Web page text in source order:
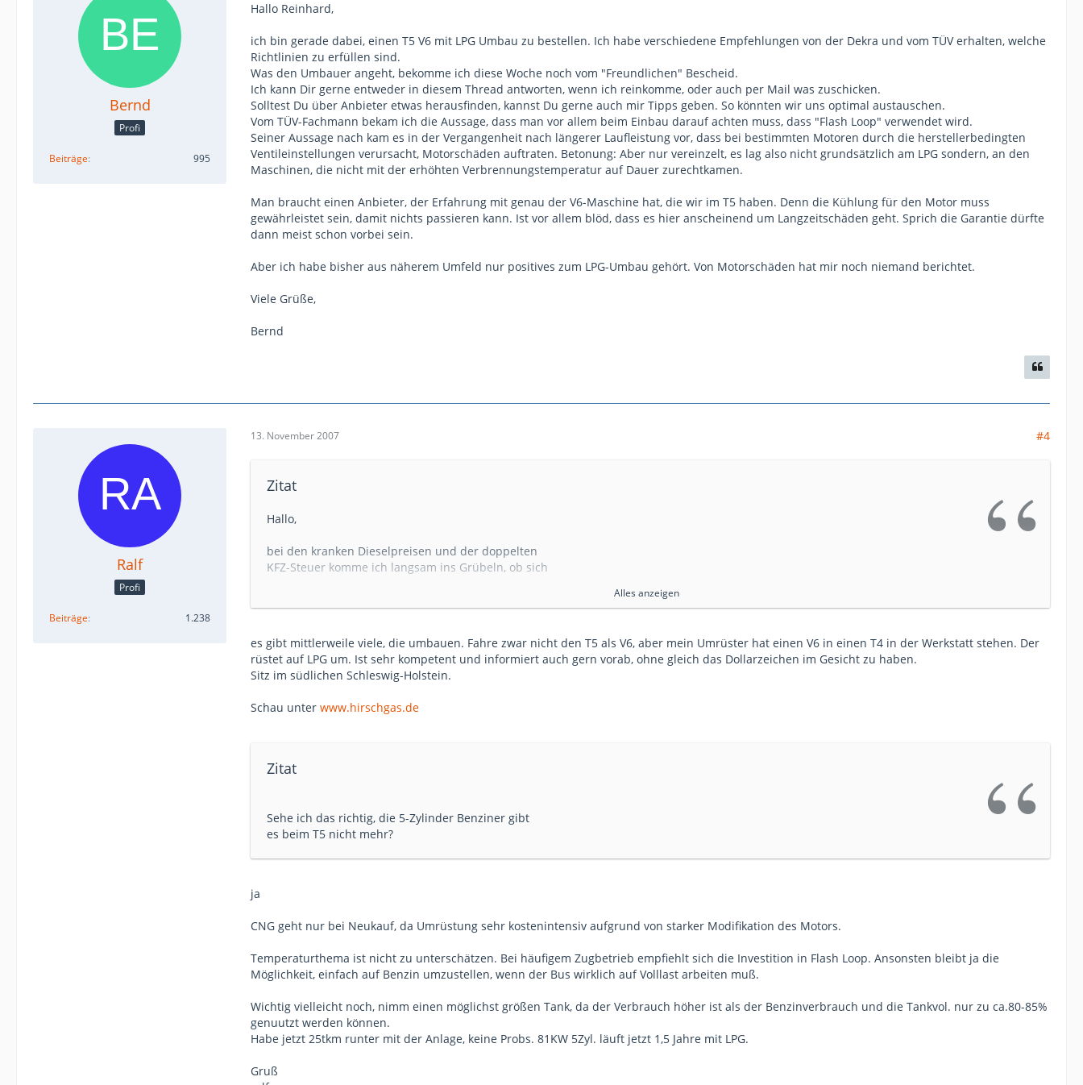
Bernd
Profi
Beiträge 995
Hallo Reinhard,
ich bin gerade dabei, einen T5 V6 mit LPG Umbau zu bestellen. Ich habe verschiedene Empfehlungen von der Dekra und vom TÜV erhalten, welche
Richtlinien zu erfüllen sind.
Was den Umbauer angeht, bekomme ich diese Woche noch vom "Freundlichen" Bescheid.
Ich kann Dir gerne entweder in diesem Thread antworten, wenn ich reinkomme, oder auch per Mail was zuschicken.
Solltest Du über Anbieter etwas herausfinden, kannst Du gerne auch mir Tipps geben. So könnten wir uns optimal austauschen.
Vom TÜV-Fachmann bekam ich die Aussage, dass man vor allem beim Einbau darauf achten muss, dass "Flash Loop" verwendet wird.
Seiner Aussage nach kam es in der Vergangenheit nach längerer Laufleistung vor, dass bei bestimmten Motoren durch die herstellerbedingten
Ventileinstellungen verursacht, Motorschäden auftraten. Betonung: Aber nur vereinzelt, es lag also nicht grundsätzlich am LPG sondern, an den
Maschinen, die nicht mit der erhöhten Verbrennungstemperatur auf Dauer zurechtkamen.
Man braucht einen Anbieter, der Erfahrung mit genau der V6-Maschine hat, die wir im T5 haben. Denn die Kühlung für den Motor muss
gewährleistet sein, damit nichts passieren kann. Ist vor allem blöd, dass es hier anscheinend um Langzeitschäden geht. Sprich die Garantie dürfte
dann meist schon vorbei sein.
Aber ich habe bisher aus näherem Umfeld nur positives zum LPG-Umbau gehört. Von Motorschäden hat mir noch niemand berichtet.
Viele Grüße,
Bernd
Ralf
Profi
Beiträge 1.238
13. November 2007 #4
Zitat
Hallo,
bei den kranken Dieselpreisen und der doppelten
KFZ-Steuer komme ich langsam ins Grübeln, ob sich
Wie hoch ist der LPG-Verbrauch?
Wer baut T5 auf LPG um?
Alles anzeigen
es gibt mittlerweile viele, die umbauen. Fahre zwar nicht den T5 als V6, aber mein Umrüster hat einen V6 in einen T4 in der Werkstatt stehen. Der
rüstet auf LPG um. Ist sehr kompetent und informiert auch gern vorab, ohne gleich das Dollarzeichen im Gesicht zu haben.
Sitz im südlichen Schleswig-Holstein.
Schau unter www.hirschgas.de
Zitat
Sehe ich das richtig, die 5-Zylinder Benziner gibt
es beim T5 nicht mehr?
ja
CNG geht nur bei Neukauf, da Umrüstung sehr kostenintensiv aufgrund von starker Modifikation des Motors.
Temperaturthema ist nicht zu unterschätzen. Bei häufigem Zugbetrieb empfiehlt sich die Investition in Flash Loop. Ansonsten bleibt ja die
Möglichkeit, einfach auf Benzin umzustellen, wenn der Bus wirklich auf Volllast arbeiten muß.
Wichtig vielleicht noch, nimm einen möglichst größen Tank, da der Verbrauch höher ist als der Benzinverbrauch und die Tankvol. nur zu ca.80-85%
genuutzt werden können.
Habe jetzt 25tkm runter mit der Anlage, keine Probs. 81KW 5Zyl. läuft jetzt 1,5 Jahre mit LPG.
Gruß